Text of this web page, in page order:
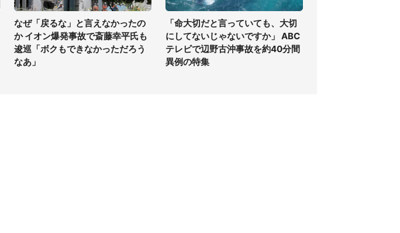
なぜ「戻るな」と言えなかったの
か イオン爆発事故で斎藤幸平氏も
逡巡「ボクもできなかっただろう
なあ」
「命大切だと言っていても、大切
にしてないじゃないですか」 ABC
テレビで辺野古沖事故を約40分間
異例の特集